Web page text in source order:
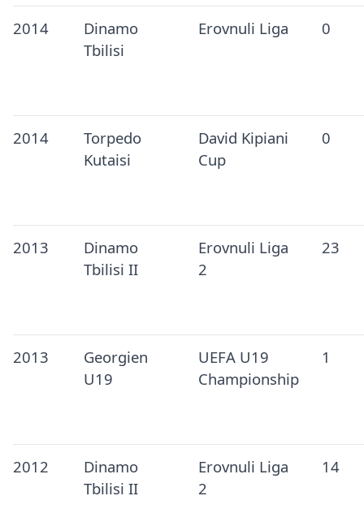
2014
Dinamo
Tbilisi
Erovnuli Liga 0
2014
Torpedo
Kutaisi
David Kipiani
Cup
0
2013
Dinamo
Tbilisi II
Erovnuli Liga
2
23
2013
Georgien
U19
UEFA U19
Championship
1
2012
Dinamo
Tbilisi II
Erovnuli Liga
2
14